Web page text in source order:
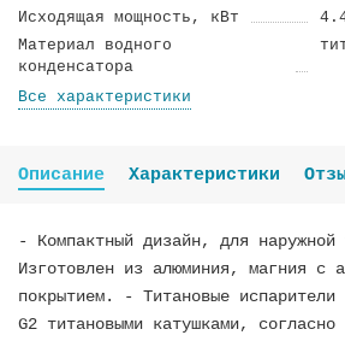
Исходящая мощность, кВт
Материал водного
конденсатора
Все характеристики
Описание Характеристики
- Компактный дизайн, для
Изготовлен из алюминия, магния с
покрытием. - Титановые
G2 титановыми катушками, согласно